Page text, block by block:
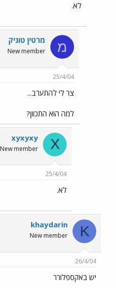
לא.
מ מרטין טוניק
New member
25/4/04
צר לי להתערב...
למה הוא התכוון?
X
xyxyxy
New member
25/4/04
לא.
K
khaydarin
New member
26/4/04
יש באקספלורר